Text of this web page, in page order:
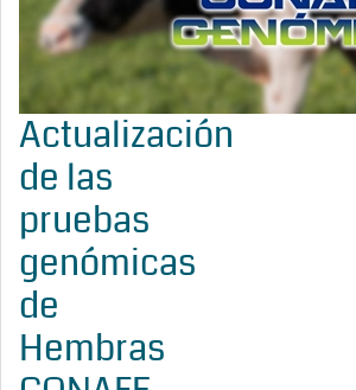
Actualización
de las
pruebas
genómicas
de
Hembras